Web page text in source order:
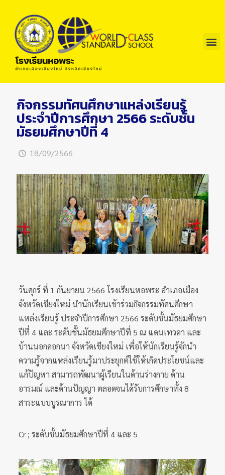
กิจกรรมทัศนศึกษาแหล่งเรียนรู้
ประจำปีการศึกษา 2566 ระดับชั้น
มัธยมศึกษาปีที่ 4
18/09/2566
วันศุกร์ ที่ 1 กันยายน 2566 โรงเรียนหอพระ อำเภอเมือง
จังหวัดเชียงใหม่ นำนักเรียนเข้าร่วมกิจกรรมทัศนศึกษา
แหล่งเรียนรู้ ประจำปีการศึกษา 2566 ระดับชั้นมัธยมศึกษา
ปีที่ 4 และ ระดับชั้นมัธยมศึกษาปีที่ 5 ณ แดนเทวดา และ
บ้านนอกคอกนา จังหวัดเชียงใหม่ เพื่อให้นักเรียนรู้จักนำ
ความรู้จากแหล่งเรียนรู้มาประยุกต์ใช้ให้เกิดประโยชน์และ
แก้ปัญหา สามารถพัฒนาผู้เรียนในด้านร่างกาย ด้าน
อารมณ์ และด้านปัญญา ตลอดจนได้รับการศึกษาทั้ง 8
สาระแบบบูรณาการ ได้
Cr ; ระดับชั้นมัธยมศึกษาปีที่ 4 และ 5